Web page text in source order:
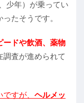
少年）が乗ってい
たそうです。
ードや飲酒、薬物
調査が進められて
すが、 ヘルメッ